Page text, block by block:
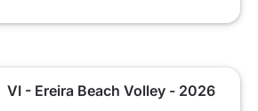
VI - Ereira Beach Volley - 2026